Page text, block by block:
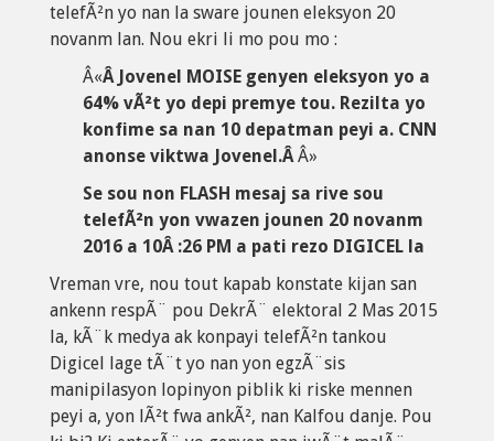
telefÃ²n yo nan la sware jounen eleksyon 20
novanm lan. Nou ekri li mo pou mo :
Â«Â Jovenel MOISE genyen eleksyon yo a
64% vÃ²t yo depi premye tou. Rezilta yo
konfime sa nan 10 depatman peyi a. CNN
anonse viktwa Jovenel.ÂÂ»
Se sou non FLASH mesaj sa rive sou
telefÃ²n yon vwazen jounen 20 novanm
2016 a 10Â :26 PM a pati rezo DIGICEL la
Vreman vre, nou tout kapab konstate kijan san
ankenn respÃ¨ pou DekrÃ¨ elektoral 2 Mas 2015
la, kÃ¨k medya ak konpayi telefÃ²n tankou
Digicel lage tÃ¨t yo nan yon egzÃ¨sis
manipilasyon lopinyon piblik ki riske mennen
peyi a, yon lÃ²t fwa ankÃ², nan Kalfou danje. Pou